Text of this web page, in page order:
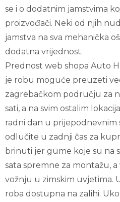
se i o dodatnim jamstvima
proizvođači. Neki od njih
jamstva na sva mehanička
dodatna vrijednost.
Prednost web shopa Auto
je robu moguće preuzeti
zagrebačkom području za
sati, a na svim ostalim
radni dan u prijepodnevnim
odlučite u zadnji čas za
brinuti jer gume koje su na
sata spremne za montažu,
vožnju u zimskim uvjetima.
roba dostupna na zalihi.